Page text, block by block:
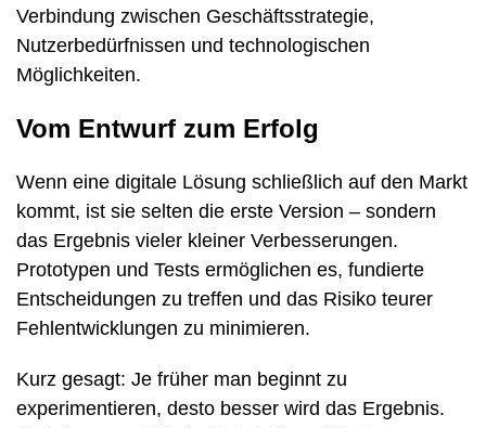
Verbindung zwischen Geschäftsstrategie,
Nutzerbedürfnissen und technologischen
Möglichkeiten.
Vom Entwurf zum Erfolg
Wenn eine digitale Lösung schließlich auf den Markt
kommt, ist sie selten die erste Version – sondern
das Ergebnis vieler kleiner Verbesserungen.
Prototypen und Tests ermöglichen es, fundierte
Entscheidungen zu treffen und das Risiko teurer
Fehlentwicklungen zu minimieren.
Kurz gesagt: Je früher man beginnt zu
experimentieren, desto besser wird das Ergebnis.